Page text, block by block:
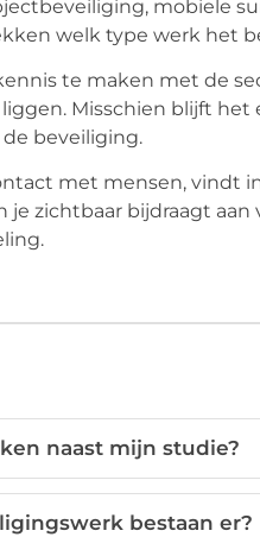
mobiele
welk type werk het
te maken met de
Misschien blijft het
beveiliging.
met mensen, vindt
zichtbaar bijdraagt aan
naast mijn studie?
bestaan er?